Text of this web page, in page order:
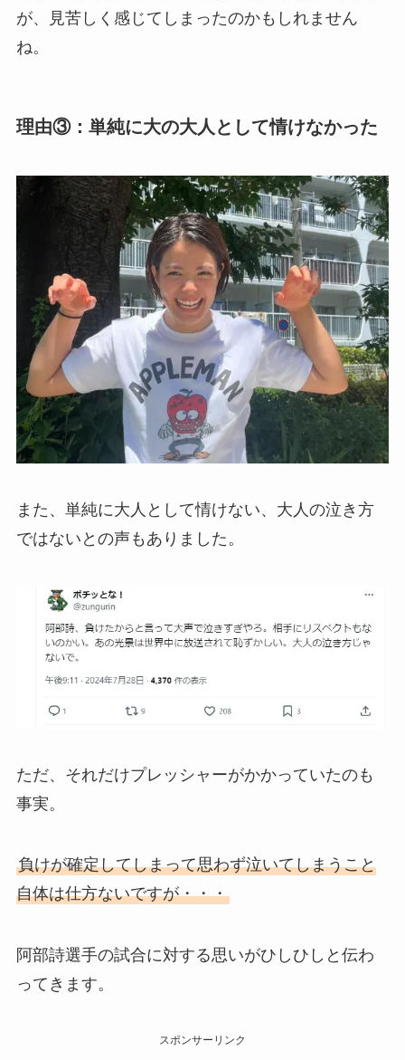
が、見苦しく感じてしまったのかもしれません
ね。
理由③：単純に大の大人として情けなかった
また、単純に大人として情けない、大人の泣き方
ではないとの声もありました。
ただ、それだけプレッシャーがかかっていたのも
事実。
負けが確定してしまって思わず泣いてしまうこと
自体は仕方ないですが・・・
阿部詩選手の試合に対する思いがひしひしと伝わ
ってきます。
スポンサーリンク